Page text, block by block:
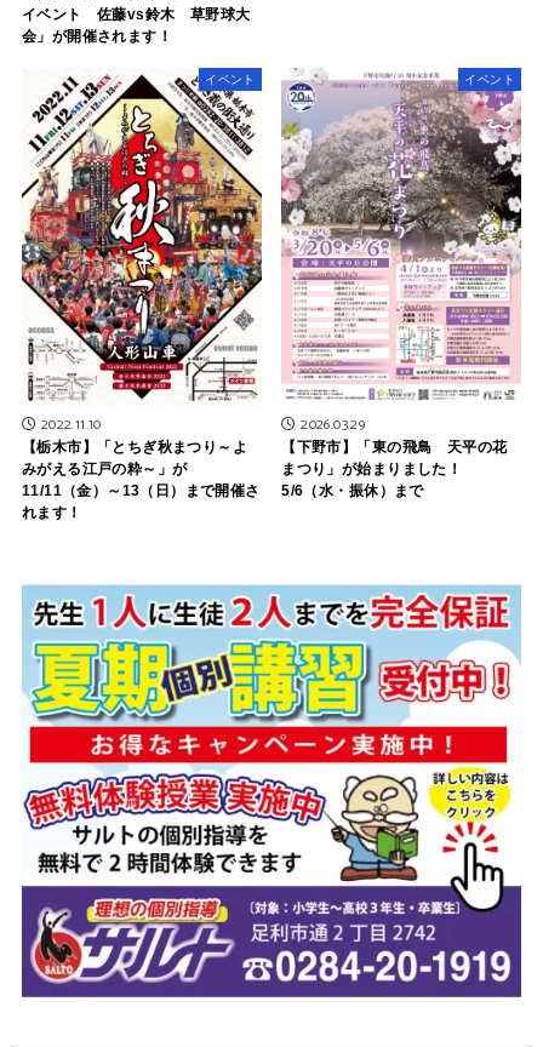
イベント 佐藤vs鈴木 草野球大
会」が開催されます！
イベント
2022.11.10
【栃木市】「とちぎ秋まつり～よ
みがえる江戸の粋～」が
11/11（金）～13（日）まで開催さ
れます！
イベント
2026.03.29
【下野市】「東の飛鳥 天平の花
まつり」が始まりました！
5/6（水・振休）まで